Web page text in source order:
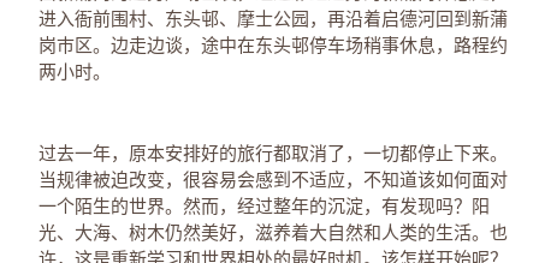
进入衙前围村、东头邨、摩士公园，再沿着启德河回到新蒲
岗巿区。边走边谈，途中在东头邨停车场稍事休息，路程约
两小时。
过去一年，原本安排好的旅行都取消了，一切都停止下来。
当规律被迫改变，很容易会感到不适应，不知道该如何面对
一个陌生的世界。然而，经过整年的沉淀，有发现吗？阳
光、大海、树木仍然美好，滋养着大自然和人类的生活。也